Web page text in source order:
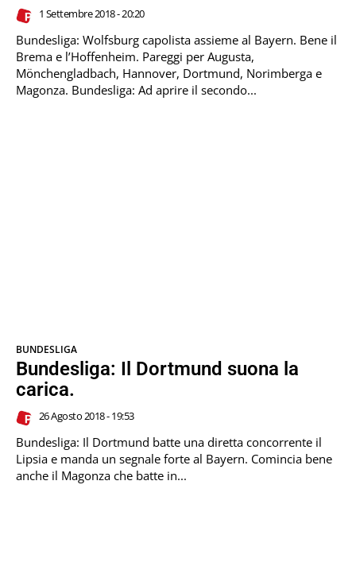
1 Settembre 2018 - 20:20
Bundesliga: Wolfsburg capolista assieme al Bayern. Bene il
Brema e l’Hoffenheim. Pareggi per Augusta,
Mönchengladbach, Hannover, Dortmund, Norimberga e
Magonza. Bundesliga: Ad aprire il secondo...
BUNDESLIGA
Bundesliga: Il Dortmund suona la
carica.
26 Agosto 2018 - 19:53
Bundesliga: Il Dortmund batte una diretta concorrente il
Lipsia e manda un segnale forte al Bayern. Comincia bene
anche il Magonza che batte in...